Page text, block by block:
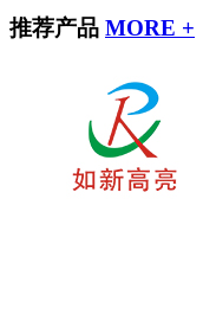
推荐产品 MORE +